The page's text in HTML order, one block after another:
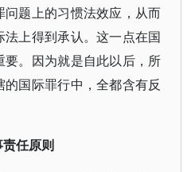
题上的习惯法效应，从而
上得到承认。这一点在国
。因为就是自此以后，所
国际罪行中，全都含有反
责任原则